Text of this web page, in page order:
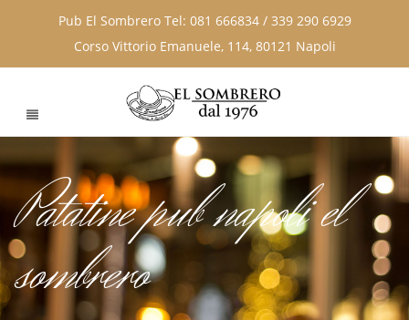
Pub El Sombrero Tel: 081 666834 / 339 290 6929
Corso Vittorio Emanuele, 114, 80121 Napoli
Patatine pub napoli el
sombrero